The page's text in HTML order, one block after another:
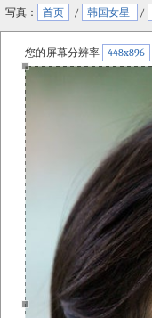
写真： 首页 / 韩国女星 /
您的屏幕分辨率 448x896